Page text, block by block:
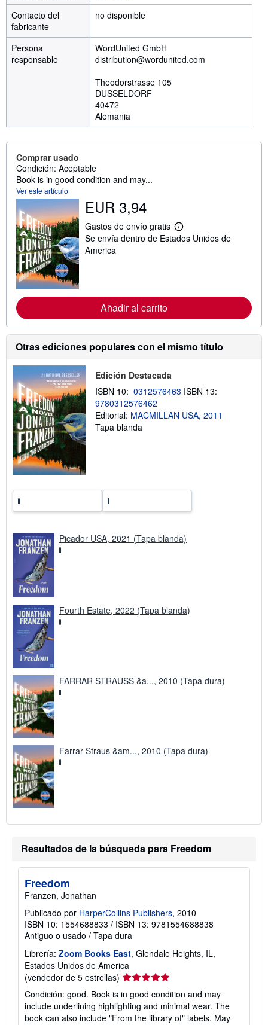
Contacto del
fabricante
no disponible
Persona
responsable
WordUnited GmbH
distribution@wordunited.com
Theodorstrasse 105
DUSSELDORF
40472
Alemania
Comprar usado
Condición: Aceptable
Book is in good condition and may...
Ver este artículo
EUR 3,94
Gastos de envío gratis
M
á
c
i
ó
n
e
s
d
í
o
Se envía dentro de Estados Unidos de
America
Añadir al carrito
Otras ediciones populares con el mismo título
Edición Destacada
ISBN 10: 0312576463 ISBN 13:
9780312576462
Editorial: MACMILLAN USA, 2011
Tapa blanda
Picador USA, 2021 (Tapa blanda)
Fourth Estate, 2022 (Tapa blanda)
FARRAR STRAUSS &a..., 2010 (Tapa dura)
Farrar Straus &am..., 2010 (Tapa dura)
Resultados de la búsqueda para Freedom
Freedom
Franzen, Jonathan
Publicado por HarperCollins Publishers, 2010
ISBN 10: 1554688833 / ISBN 13: 9781554688838
Antiguo o usado / Tapa dura
Librería: Zoom Books East, Glendale Heights, IL,
Estados Unidos de America
(vendedor de 5 estrellas) Calificación
del
vendedor:
5
Condición: good. Book is in good condition and may
include underlining highlighting and minimal wear. The
book can also include "From the library of" labels. May